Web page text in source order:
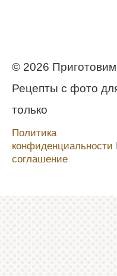
© 2026
Рецепты с фото
только
Политика
конфиденциальности
соглашение